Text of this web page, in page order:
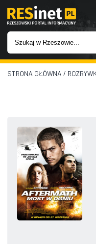
WIADOMOŚCI
IMPREZY
ROZRYWKA
W KINACH
GASTRONOMIA
STRONA GŁÓWNA /